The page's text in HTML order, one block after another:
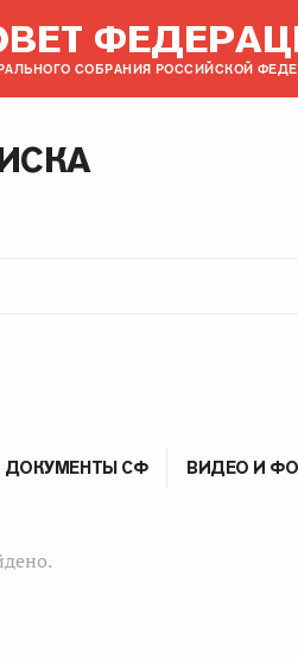
СОБРАНИЯ РОССИЙСКОЙ
ДОКУМЕНТЫ СФ ВИДЕО И